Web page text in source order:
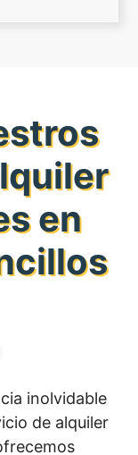
en
inolvidable
de alquiler